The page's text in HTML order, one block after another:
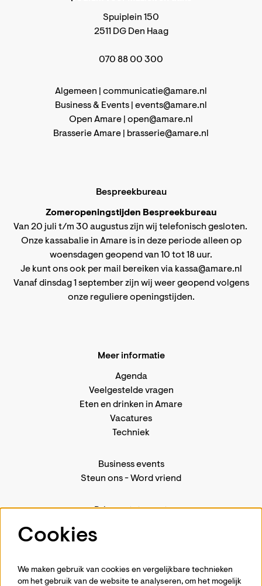
Spuiplein 150
2511 DG Den Haag
070 88 00 300
Algemeen | communicatie@amare.nl
Business & Events | events@amare.nl
Open Amare | open@amare.nl
Brasserie Amare |
brasserie@amare.nl
Bespreekbureau
Zomeropeningstijden Bespreekbureau
Van 20 juli t/m 30 augustus zijn wij telefonisch gesloten.
Onze kassabalie in Amare is in deze periode alleen op
woensdagen geopend van 10 tot 18 uur.
Je kunt ons ook per mail bereiken via kassa@amare.nl
Vanaf dinsdag 1 september zijn wij weer geopend volgens
onze reguliere openingstijden.
Meer informatie
Agenda
Veelgestelde vragen
Eten en drinken in Amare
Vacatures
Techniek
Business events
Steun ons-Word vriend
Privacystatement
Cookies
We maken gebruik van cookies en vergelijkbare technieken
om het gebruik van de website te analyseren, om het mogelijk